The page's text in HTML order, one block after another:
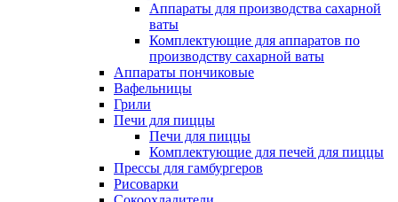
Аппараты для производства сахарной
ваты
Комплектующие для аппаратов по
производству сахарной ваты
Аппараты пончиковые
Вафельницы
Грили
Печи для пиццы
Печи для пиццы
Комплектующие для печей для пиццы
Прессы для гамбургеров
Рисоварки